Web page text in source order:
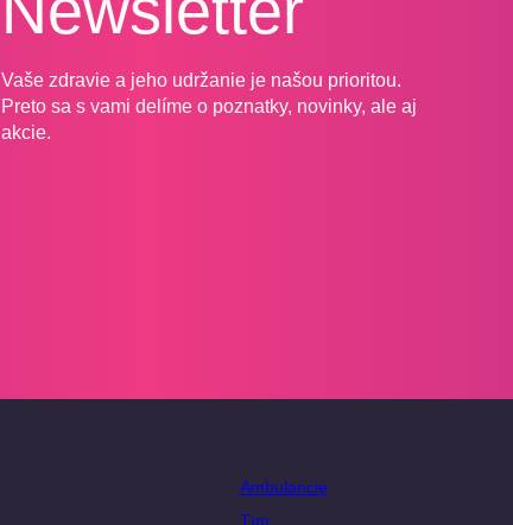
Vaše zdravie a jeho udržanie je našou prioritou.
Preto sa s vami delíme o poznatky, novinky, ale aj
akcie.
Ambulancie
Tím